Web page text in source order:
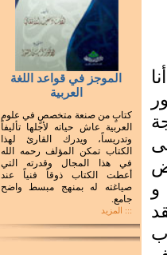
الموجز في قواعد اللغة
العربية
كتابٍ من صنعة متخصصٍ في علوم
العربية عاش حياته لأجلها تأليفاً
وتدريساً، ويدرك القارئ لهذا
الكتاب تمكن المؤلف رحمه الله
في هذا المجال وقدرته التي
أعطت الكتاب ذوقاً فنياً عند
صياغته له بمنهج مبسط واضح
جامع.
::: المزيد
و